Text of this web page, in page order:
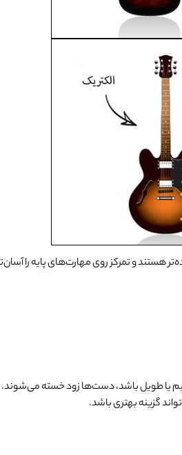
هستند و تمرکز روی مهارت‌های پایه را
یا طویل باشد، دست‌ها زود خسته می‌شوند.
گزینه بهتری باشد.